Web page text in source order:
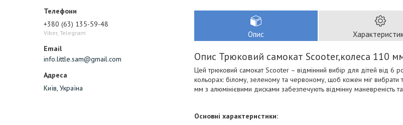
+380 (63) 135-59-48
Viber, Telegram
info.little.sam@gmail.com
Київ, Україна
Опис
Опис Трюковий самокат Scooter,колеса 110
Цей трюковий самокат Scooter – відмінний вибір для дітей від 6
кольорах: білому, зеленому та червоному, щоб кожен міг
мм з алюмінієвими дисками забезпечують відмінну маневреність та
Основні характеристики: